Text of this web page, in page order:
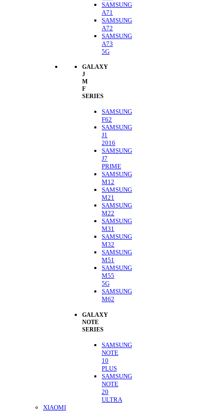
SAMSUNG
A71
SAMSUNG
A72
SAMSUNG
A73
5G
GALAXY
J
M
F
SERIES
SAMSUNG
F62
SAMSUNG
J1
2016
SAMSUNG
J7
PRIME
SAMSUNG
M12
SAMSUNG
M21
SAMSUNG
M22
SAMSUNG
M31
SAMSUNG
M32
SAMSUNG
M51
SAMSUNG
M55
5G
SAMSUNG
M62
GALAXY
NOTE
SERIES
SAMSUNG
NOTE
10
PLUS
SAMSUNG
NOTE
20
ULTRA
XIAOMI